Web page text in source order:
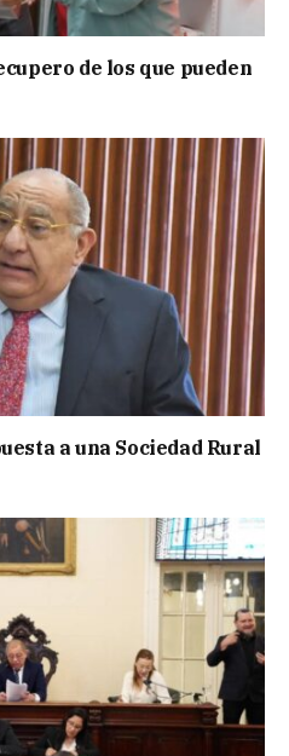
de los que pueden
a una Sociedad Rural